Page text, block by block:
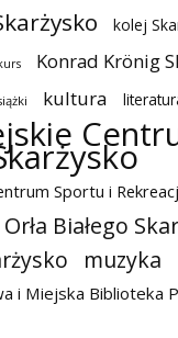
kolej
Konrad Krönig
kultura
Sportu i
Białego
muzyka
i Miejska Biblioteka